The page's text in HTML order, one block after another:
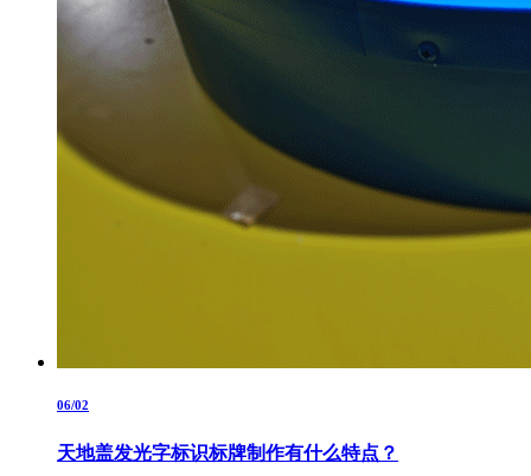
06/02
天地盖发光字标识标牌制作有什么特点？